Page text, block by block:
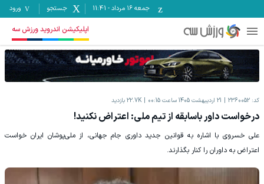
جمعه ۱۶ مرداد -
11:41 جستجو ورود
اپلیکیشن اندروید ورزش سه
کد: 2360052 21 اردیبهشت 1405 ساعت 00:15 22.7K بازدید
درخواست داور باسابقه از تیم ملی: اعتراض نکنید!
علی خسروی با اشاره به قوانین جدید داوری جام جهانی، از ملی‌پوشان ایران خواست
اعتراض به داوران را کنار بگذارند.